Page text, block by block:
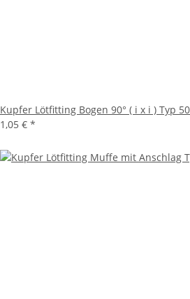
Kupfer Lötfitting Bogen 90° ( i x i ) Typ
1,05 € *